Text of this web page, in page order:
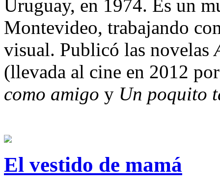
Uruguay, en 1974. Es un
Montevideo, trabajando
visual. Publicó las novelas
(llevada al cine en 2012
como amigo y Un poquito
El vestido de mamá